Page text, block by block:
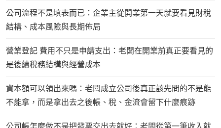
公司流程不是填表而已：企業主從開業第一天就要看見財稅
結構、成本風險與長期佈局
營業登記 費用不只是申請支出：老闆在開業前真正要看見的
是後續稅務結構與經營成本
資本額可以領出來嗎：老闆成立公司後真正該先問的不是能
不能拿，而是拿出去之後帳、稅、金流會留下什麼痕跡